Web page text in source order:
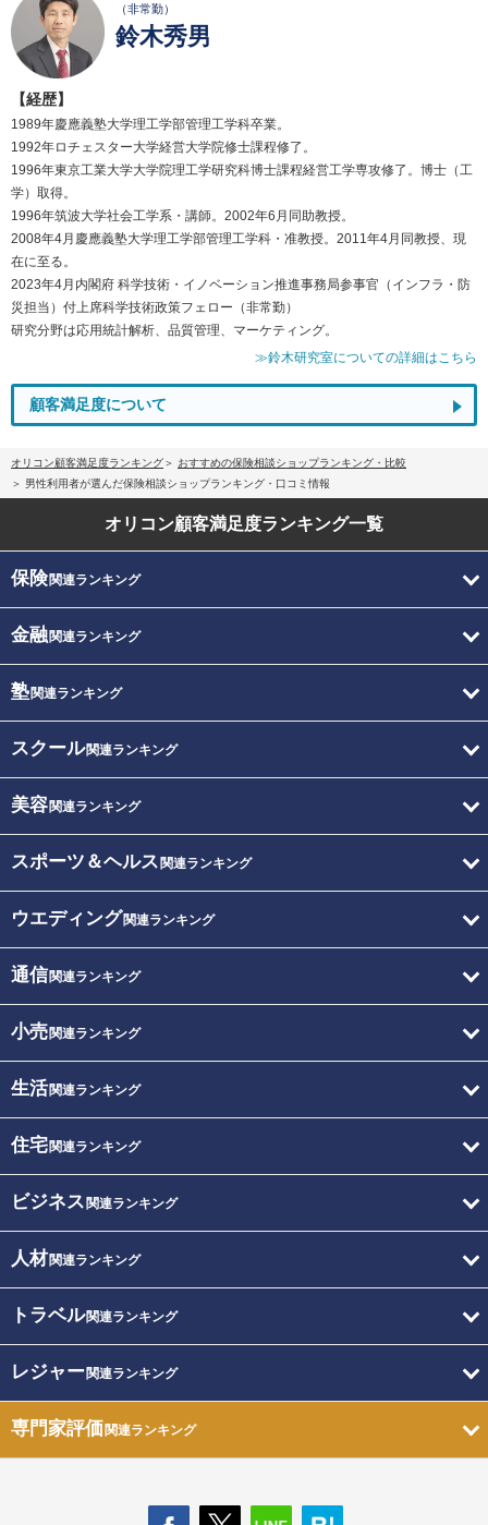
（非常勤）
鈴木秀男
【経歴】
1989年慶應義塾大学理工学部管理工学科卒業。
1992年ロチェスター大学経営大学院修士課程修了。
1996年東京工業大学大学院理工学研究科博士課程経営工学専攻修了。博士（工
学）取得。
1996年筑波大学社会工学系・講師。2002年6月同助教授。
2008年4月慶應義塾大学理工学部管理工学科・准教授。2011年4月同教授、現
在に至る。
2023年4月内閣府 科学技術・イノベーション推進事務局参事官（インフラ・防
災担当）付上席科学技術政策フェロー（非常勤）
研究分野は応用統計解析、品質管理、マーケティング。
≫鈴木研究室についての詳細はこちら
顧客満足度について
オリコン顧客満足度ランキング
おすすめの保険相談ショップランキング・比較
男性利用者が選んだ保険相談ショップランキング・口コミ情報
オリコン顧客満足度ランキング一覧
保険関連ランキング
金融関連ランキング
塾関連ランキング
スクール関連ランキング
美容関連ランキング
スポーツ＆ヘルス 関連ランキング
ウエディング関連ランキング
通信関連ランキング
小売関連ランキング
生活関連ランキング
住宅関連ランキング
ビジネス 関連ランキング
人材関連ランキング
トラベル関連ランキング
レジャー関連ランキング
専門家評価関連ランキング